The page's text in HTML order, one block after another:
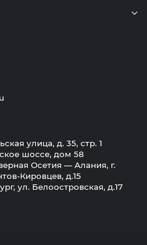
улица, д. 35, стр. 1
шоссе, дом 58
Осетия — Алания, г.
Кировцев, д.15
ул. Белоостровская, д.17